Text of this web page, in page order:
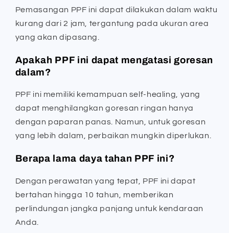
Pemasangan PPF ini dapat dilakukan dalam waktu
kurang dari 2 jam, tergantung pada ukuran area
yang akan dipasang.
Apakah PPF ini dapat mengatasi goresan
dalam?
PPF ini memiliki kemampuan self-healing, yang
dapat menghilangkan goresan ringan hanya
dengan paparan panas. Namun, untuk goresan
yang lebih dalam, perbaikan mungkin diperlukan.
Berapa lama daya tahan PPF ini?
Dengan perawatan yang tepat, PPF ini dapat
bertahan hingga 10 tahun, memberikan
perlindungan jangka panjang untuk kendaraan
Anda.